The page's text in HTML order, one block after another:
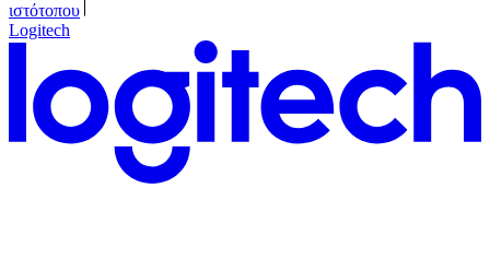
ιστότοπου
Logitech